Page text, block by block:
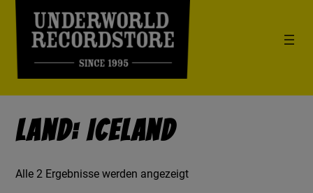
Land: Iceland
Alle 2 Ergebnisse werden angezeigt